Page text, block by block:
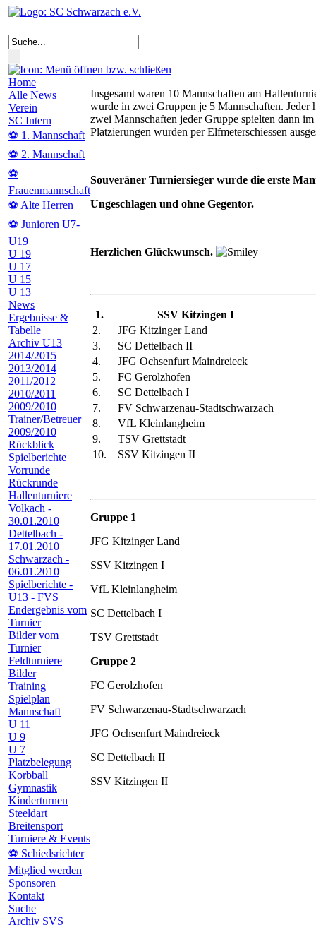
Home
Alle News
Verein
SC Intern
⚽ 1. Mannschaft
⚽ 2. Mannschaft
⚽
Frauenmannschaft
⚽ Alte Herren
⚽ Junioren U7-
U19
U 19
U 17
U 15
U 13
News
Ergebnisse &
Tabelle
Archiv U13
2014/2015
2013/2014
2011/2012
2010/2011
2009/2010
Trainer/Betreuer
2009/2010
Rückblick
Spielberichte
Vorrunde
Rückrunde
Hallenturniere
Volkach -
30.01.2010
Dettelbach -
17.01.2010
Schwarzach -
06.01.2010
Spielberichte -
U13 - FVS
Endergebnis vom
Turnier
Bilder vom
Turnier
Feldturniere
Bilder
Training
Spielplan
Mannschaft
U 11
U 9
U 7
Platzbelegung
Korbball
Gymnastik
Kinderturnen
Steeldart
Breitensport
Turniere & Events
⚽ Schiedsrichter
Mitglied werden
Sponsoren
Kontakt
Suche
Archiv SVS
Insgesamt waren 10 Mannschaften am
wurde in zwei Gruppen je 5 Mannschaften. Jeder
zwei Mannschaften jeder Gruppe spielten dann
Platzierungen wurden per Elfmeterschiessen
Souveräner Turniersieger wurde die erste
Ungeschlagen und ohne Gegentor.
Herzlichen Glückwunsch.
1.
SSV Kitzingen I
2.
JFG Kitzinger Land
3.
SC Dettelbach II
4.
JFG Ochsenfurt Maindreieck
5.
FC Gerolzhofen
6.
SC Dettelbach I
7.
FV Schwarzenau-Stadtschwarzach
8.
VfL Kleinlangheim
9.
TSV Grettstadt
10.
SSV Kitzingen II
Gruppe 1
JFG Kitzinger Land
SSV Kitzingen I
VfL Kleinlangheim
SC Dettelbach I
TSV Grettstadt
Gruppe 2
FC Gerolzhofen
FV Schwarzenau-Stadtschwarzach
JFG Ochsenfurt Maindreieck
SC Dettelbach II
SSV Kitzingen II